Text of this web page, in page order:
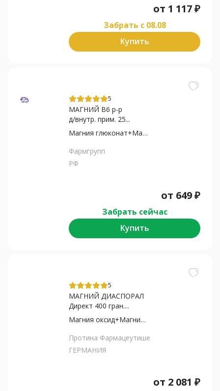
от 1 117₽
Забрать c 08.08
Купить
5
МАГНИЙ В6 р-р
д/внутр. прим. 25...
Магния глюконат+Магния...
Фармгрупп
РФ
от 649₽
Забрать сейчас
Купить
5
МАГНИЙ ДИАСПОРАЛ
Директ 400 гран....
Магния оксид+Магния цитрат
Протина Фармацеутише
ГЕРМАНИЯ
от 2 081 ₽